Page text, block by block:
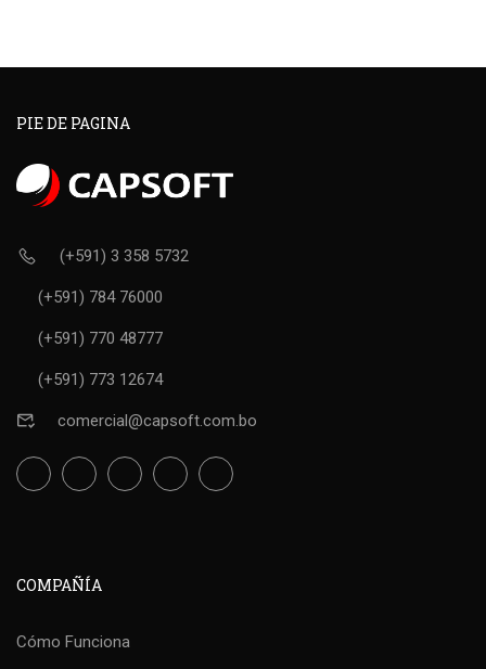
PIE DE PAGINA
(+591) 3 358 5732
(+591) 784 76000
(+591) 770 48777
(+591) 773 12674
comercial@capsoft.com.bo
COMPAÑÍA
Cómo Funciona